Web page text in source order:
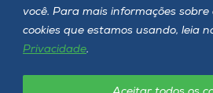
você. Para mais informações
cookies que estamos usando, leia
Privacidade.